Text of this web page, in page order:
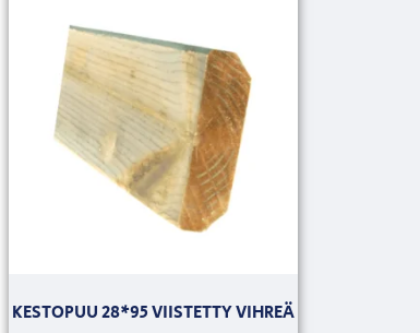
KESTOPUU 28*95 VIISTETTY VIHREÄ